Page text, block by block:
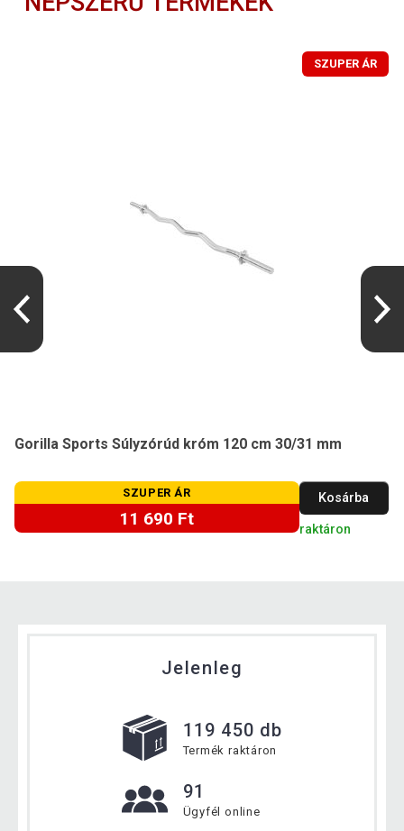
SZUPER ÁR
Gorilla Sports Súlyzórúd króm 120 cm 30/31 mm
SZUPER ÁR
11 690 Ft
Kosárba
raktáron
Jelenleg
119 450 db
Termék raktáron
91
Ügyfél online